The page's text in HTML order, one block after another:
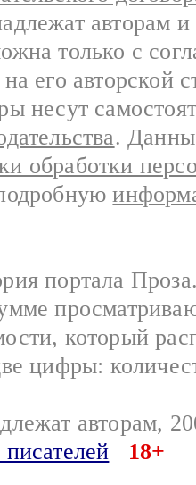
авторам
только с
его авторской
несут
.
обработки
портала
который
цифры:
авторам,
18+